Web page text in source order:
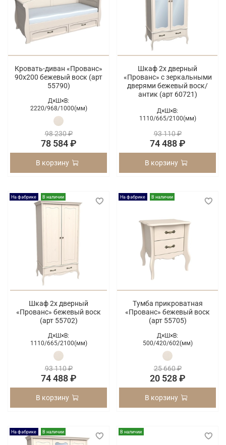
Кровать-диван «Прованс»
90х200 бежевый воск (арт
55790)
Д×Ш×В:
2220/968/1000(мм)
98 230 ₽
78 584 ₽
В корзину
Шкаф 2х дверный
«Прованс» с зеркальными
дверями бежевый воск/
антик (арт 60721)
Д×Ш×В:
1110/665/2100(мм)
93 110 ₽
74 488 ₽
В корзину
На фабрике В наличии
Шкаф 2х дверный
«Прованс» бежевый воск
(арт 55702)
Д×Ш×В:
1110/665/2100(мм)
93 110 ₽
74 488 ₽
В корзину
На фабрике В наличии
Тумба прикроватная
«Прованс» бежевый воск
(арт 55705)
Д×Ш×В:
500/420/602(мм)
25 660 ₽
20 528 ₽
В корзину
На фабрике В наличии В наличии